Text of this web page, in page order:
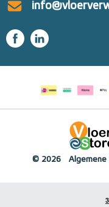
© 2026 Algemene